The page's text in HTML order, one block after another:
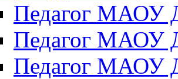
Педагог МАОУ
Педагог МАОУ
Педагог МАОУ